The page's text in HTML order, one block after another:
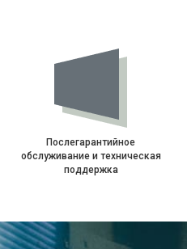
Послегарантийное
обслуживание и техническая
поддержка